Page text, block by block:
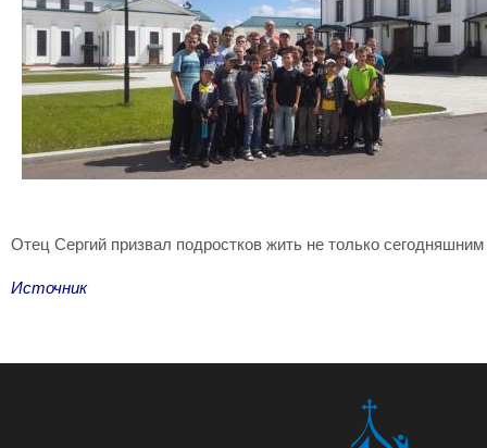
Отец Сергий призвал подростков жить не только
Источник